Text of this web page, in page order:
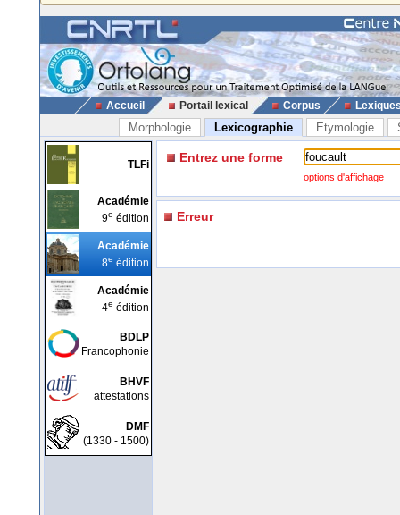
Accueil Portail lexical Corpus
Morphologie Lexicographie Etymologie
TLFi
Académie
9e édition
Académie
8e édition
Académie
4e édition
BDLP
Francophonie
BHVF
attestations
DMF
(1330 - 1500)
Entrez une forme
options d'affichage
Erreur